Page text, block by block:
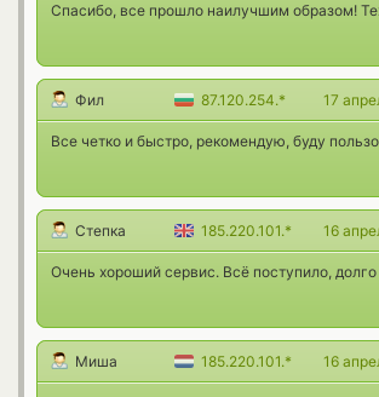
Спасибо, все прошло наилучшим образом!
Фил 87.120.254.* 17
Все четко и быстро, рекомендую, буду
Степка 185.220.101.* 16
Очень хороший сервис. Всё поступило,
Миша 185.220.101.* 16